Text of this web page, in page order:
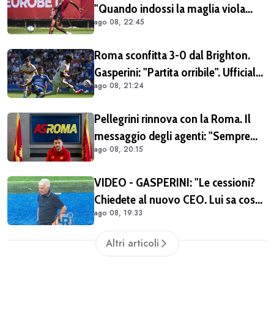
"Quando indossi la maglia viola
diventi parte della famiglia. Era
VIDEO)
ago 08, 22:45
Roma sconfitta 3-0 dal Brighton.
Gasperini: "Partita orribile". Ufficiale
il rinnovo di Pellegrini
ago 08, 21:24
Pellegrini rinnova con la Roma. Il
messaggio degli agenti: "Sempre
orgogliosi di essere al tuo fianco"
ago 08, 20:15
VIDEO - GASPERINI: "Le cessioni?
Chiedete al nuovo CEO. Lui sa cosa
può fare la Roma"
ago 08, 19:33
Altri articoli